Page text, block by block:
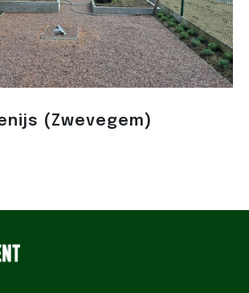
(Zwevegem)